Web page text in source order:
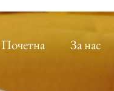
Почетна За нас